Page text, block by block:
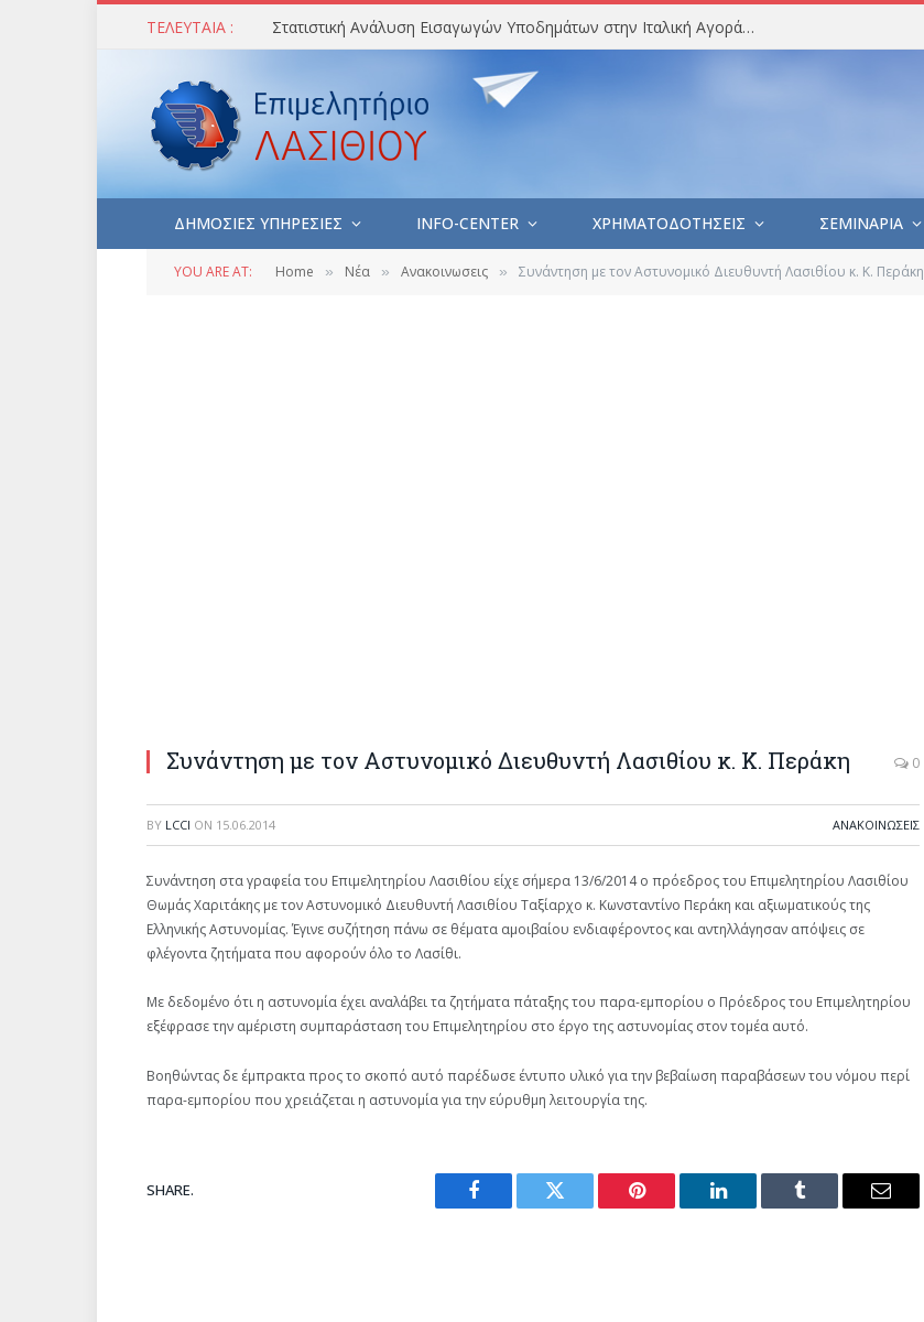
ΤΕΛΕΥΤΑΙΑ : Στατιστική Ανάλυση Εισαγωγών Υποδημάτων στην Ιταλική Αγορά (Ιούλιος 2026)
ΔΗΜΟΣΙΕΣ ΥΠΗΡΕΣΙΕΣ INFO-CENTER ΧΡΗΜΑΤΟΔΟΤΗΣΕΙΣ ΣΕΜΙΝΑΡΙΑ
YOU ARE AT: Home » Νέα » Ανακοινωσεις » Συνάντηση με τον Αστυνομικό Διευθυντή Λασιθίου κ. Κ. Περάκη
Συνάντηση με τον Αστυνομικό Διευθυντή Λασιθίου κ. Κ. Περάκη 0
BY LCCI ON 15.06.2014 ΑΝΑΚΟΙΝΩΣΕΙΣ
Συνάντηση στα γραφεία του Επιμελητηρίου Λασιθίου είχε σήμερα 13/6/2014 ο πρόεδρος του Επιμελητηρίου Λασιθίου
Θωμάς Χαριτάκης με τον Αστυνομικό Διευθυντή Λασιθίου Ταξίαρχο κ. Κωνσταντίνο Περάκη και αξιωματικούς της
Ελληνικής Αστυνομίας. Έγινε συζήτηση πάνω σε θέματα αμοιβαίου ενδιαφέροντος και αντηλλάγησαν απόψεις σε
φλέγοντα ζητήματα που αφορούν όλο το Λασίθι.
Με δεδομένο ότι η αστυνομία έχει αναλάβει τα ζητήματα πάταξης του παρα-εμπορίου ο Πρόεδρος του Επιμελητηρίου
εξέφρασε την αμέριστη συμπαράσταση του Επιμελητηρίου στο έργο της αστυνομίας στον τομέα αυτό.
Βοηθώντας δε έμπρακτα προς το σκοπό αυτό παρέδωσε έντυπο υλικό για την βεβαίωση παραβάσεων του νόμου περί
παρα-εμπορίου που χρειάζεται η αστυνομία για την εύρυθμη λειτουργία της.
SHARE.
Facebook Twitter Pinterest LinkedIn Tumblr Email